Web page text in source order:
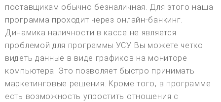
поставщикам обычно безналичная. Для этого наша
программа проходит через онлайн-банкинг.
Динамика наличности в кассе не является
проблемой для программы УСУ. Вы можете четко
видеть данные в виде графиков на мониторе
компьютера. Это позволяет быстро принимать
маркетинговые решения. Кроме того, в программе
есть возможность упростить отношения с